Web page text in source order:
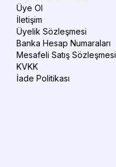
Üye Ol
İletişim
Üyelik Sözleşmesi
Banka Hesap Numaraları
Mesafeli Satış Sözleşmesi
KVKK
İade Politikası